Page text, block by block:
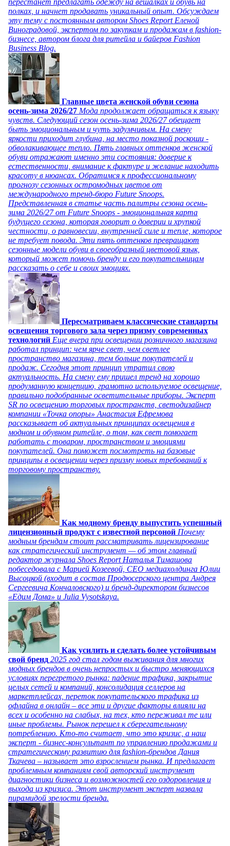
перестанет предлагать одежду на вешалках и обувь на
полках, и начнет продавать уникальный опыт. Обсуждаем
эту тему с постоянным автором Shoes Report Еленой
Виноградовой, экспертом по закупкам и продажам в fashion-
бизнесе, автором блога для ритейла и байеров Fashion
Business Blog.
Главные цвета женской обуви сезона
осень-зима 2026/27 Мода продолжает обращаться к языку
чувств. Следующий сезон осень-зима 2026/27 обещает
быть эмоциональным и чуть задумчивым. На смену
яркости приходит глубина, на место показной роскоши -
обволакивающее тепло. Пять главных оттенков женской
обуви отражают именно эти состояния: доверие к
естественности, внимание к фактуре и желание находить
красоту в нюансах. Обратимся к профессиональному
прогнозу сезонных остромодных цветов от
международного тренд-бюро Future Snoops.
Представленная в статье часть палитры сезона осень-
зима 2026/27 от Future Snoops - эмоциональная карта
будущего сезона, которая говорит о доверии и хрупкой
честности, о равновесии, внутренней силе и тепле, которое
не требует повода. Эти пять оттенков превращают
сезонные модели обуви в своеобразный цветовой язык,
который может помочь бренду и его покупательницам
рассказать о себе и своих эмоциях.
Пересматриваем классические стандарты
освещения торгового зала через призму современных
технологий Еще вчера при освещении розничного магазина
работал принцип: чем ярче свет, чем светлее
пространство магазина, тем больше покупателей и
продаж. Сегодня этот принцип утратил свою
актуальность. На смену ему пришел тренд на хорошо
продуманную концепцию, грамотно используемое освещение,
правильно подобранные осветительные приборы. Эксперт
SR по освещению торговых пространств, светодизайнер
компании «Точка опоры» Анастасия Ефремова
рассказывает об актуальных принципах освещения в
модном и обувном ритейле, о том, как свет помогает
работать с товаром, пространством и эмоциями
покупателей. Она поможет посмотреть на базовые
принципы в освещении через призму новых требований к
торговому пространству.
Как модному бренду выпустить успешный
лицензионный продукт с известной персоной Почему
модным брендам стоит рассматривать лицензирование
как стратегический инструмент — об этом главный
редактор журнала Shoes Report Наталья Тимашова
побеседовала с Марией Козеевой, СЕО медиахолдинга Юлии
Высоцкой (входит в состав Продюсерского центра Андрея
Сергеевича Кончаловского) и бренд-директором бизнесов
«Едим Дома» и Julia Vysotskaya.
Как усилить и сделать более устойчивым
свой бренд 2025 год стал годом выживания для многих
модных брендов в очень непростых и быстро меняющихся
условиях перегретого рынка: падение трафика, закрытие
целых сетей и компаний, консолидация селлеров на
маркетплейсах, переток покупательского трафика из
офлайна в онлайн – все эти и другие факторы влияли на
всех и особенно на слабых, на тех, кто переживал те или
иные проблемы. Рынок перешел к сберегательному
потреблению. Кто-то считает, что это кризис, а наш
эксперт - бизнес-консультант по управлению продажами и
стратегическому развитию для fashion-брендов Дания
Ткачева – называет это взрослением рынка. И предлагает
проблемным компаниям свой авторский инструмент
диагностики бизнеса и возможностей его оздоровления и
выхода из кризиса. Этот инструмент эксперт назвала
пирамидой зрелости бренда.